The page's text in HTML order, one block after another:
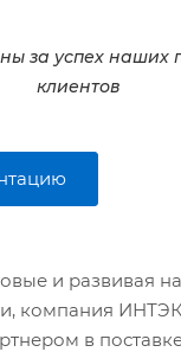
за успех наших
клиентов
и развивая
компания
в